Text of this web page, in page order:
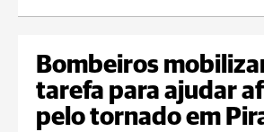
Bombeiros
tarefa para ajudar
pelo tornado em